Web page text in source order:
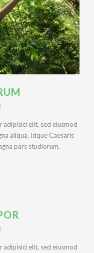
adipisici elit, sed eiusmod
aliqua. Idque Caesaris
pars studiorum,
adipisici elit, sed eiusmod